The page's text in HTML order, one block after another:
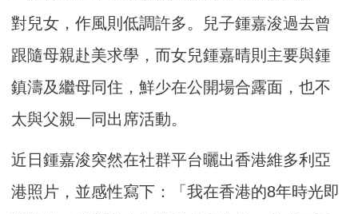
對兒女，作風則低調許多。兒子鍾嘉浚過去曾
跟隨母親赴美求學，而女兒鍾嘉晴則主要與鍾
鎮濤及繼母同住，鮮少在公開場合露面，也不
太與父親一同出席活動。
近日鍾嘉浚突然在社群平台曬出香港維多利亞
港照片，並感性寫下：「我在香港的8年時光即